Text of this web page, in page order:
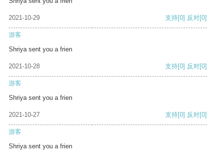
2021-10-29 支持[0] 反对[0]
游客
Shriya sent you a frien
2021-10-28 支持[0] 反对[0]
游客
Shriya sent you a frien
2021-10-27 支持[0] 反对[0]
游客
Shriya sent you a frien